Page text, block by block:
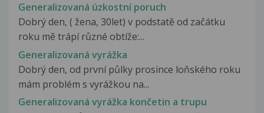
Generalizovaná úzkostní poruch
Dobrý den, ( žena, 30let) v podstatě od začátku
roku mě trápí různé obtíže:...
Generalizovaná vyrážka
Dobrý den, od první půlky prosince loňského roku
mám problém s vyrážkou na...
Generalizovaná vyrážka končetin a trupu